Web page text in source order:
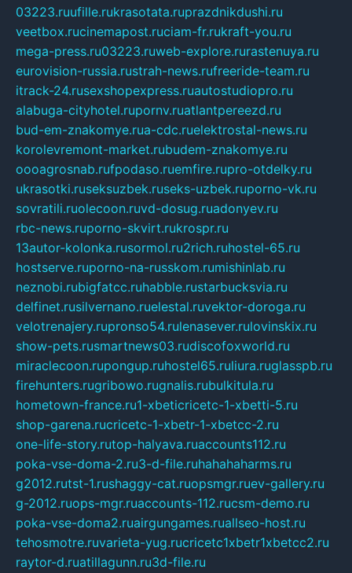
03223.ruufille.rukrasotata.ruprazdnikdushi.ru
veetbox.rucinemapost.ruciam-fr.rukraft-you.ru
mega-press.ru03223.ruweb-explore.rurastenuya.ru
eurovision-russia.rustrah-news.rufreeride-team.ru
itrack-24.rusexshopexpress.ruautostudiopro.ru
alabuga-cityhotel.rupornv.ruatlantpereezd.ru
bud-em-znakomye.rua-cdc.ruelektrostal-news.ru
korolevremont-market.rubudem-znakomye.ru
oooagrosnab.rufpodaso.ruemfire.rupro-otdelky.ru
ukrasotki.ruseksuzbek.ruseks-uzbek.ruporno-vk.ru
sovratili.ruolecoon.ruvd-dosug.ruadonyev.ru
rbc-news.ruporno-skvirt.rukrospr.ru
13autor-kolonka.rusormol.ru2rich.ruhostel-65.ru
hostserve.ruporno-na-russkom.rumishinlab.ru
neznobi.rubigfatcc.ruhabble.rustarbucksvia.ru
delfinet.rusilvernano.ruelestal.ruvektor-doroga.ru
velotrenajery.rupronso54.rulenasever.rulovinskix.ru
show-pets.rusmartnews03.rudiscofoxworld.ru
miraclecoon.rupongup.ruhostel65.ruliura.ruglasspb.ru
firehunters.rugribowo.rugnalis.rubulkitula.ru
hometown-france.ru1-xbeticricetc-1-xbetti-5.ru
shop-garena.rucricetc-1-xbetr-1-xbetcc-2.ru
one-life-story.rutop-halyava.ruaccounts112.ru
poka-vse-doma-2.ru3-d-file.ruhahahaharms.ru
g2012.rutst-1.rushaggy-cat.ruopsmgr.ruev-gallery.ru
g-2012.ruops-mgr.ruaccounts-112.rucsm-demo.ru
poka-vse-doma2.ruairgungames.ruallseo-host.ru
tehosmotre.ruvarieta-yug.rucricetc1xbetr1xbetcc2.ru
raytor-d.ruatillagunn.ru3d-file.ru